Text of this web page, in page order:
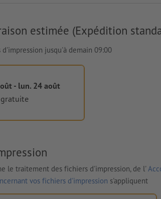
estimée (Expédition
jusqu'à demain 09:00
- lun. 24 août
gratuite
le traitement des fichiers d'impression, de l'
vos fichiers d'impression s'appliquent